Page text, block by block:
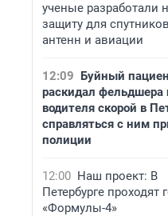
ученые разработали
защиту для
антенн и авиации
12:09 Буйный
раскидал фельдшера
водителя скорой в
справляться с ним
полиции
12:00 Наш проект: В
Петербурге проходят
«Формулы-4»